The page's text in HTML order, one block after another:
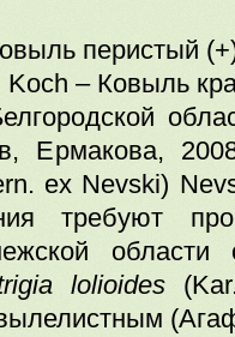
перистый
Koch – Ковыль
Ермакова,
ex Nevski)
требуют
lolioides